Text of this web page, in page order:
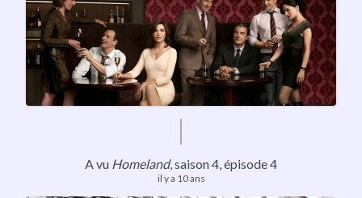
A vu Homeland,saison 4, épisode 4
il y a 10 ans